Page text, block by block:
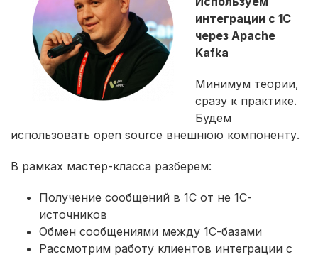
интеграции с 1С
через Apache
Kafka
Минимум теории,
сразу к практике.
Будем
использовать open source внешнюю компоненту.
В рамках мастер-класса разберем:
Получение сообщений в 1С от не 1С-
источников
Обмен сообщениями между 1С-базами
Рассмотрим работу клиентов интеграции c